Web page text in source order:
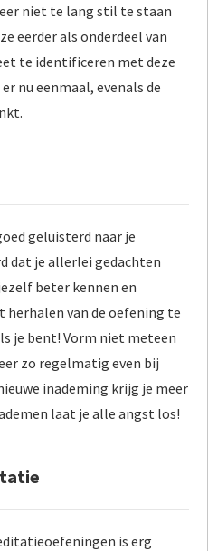
niet te lang stil te staan
eerder als onderdeel van
te identificeren met deze
nu eenmaal, evenals de
geluisterd naar je
dat je allerlei gedachten
beter kennen en
herhalen van de oefening te
je bent! Vorm niet meteen
zo regelmatig even bij
inademing krijg je meer
laat je alle angst los!
is erg